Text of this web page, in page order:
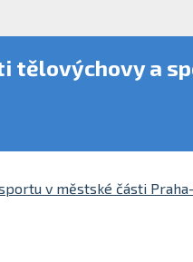
tělovýchovy a
v městské části